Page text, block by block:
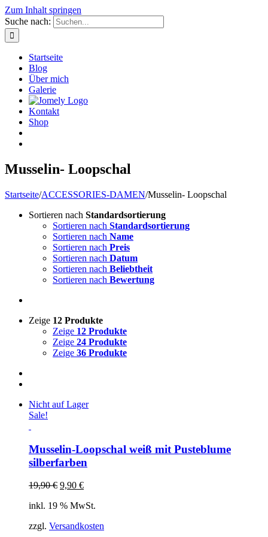
Zum Inhalt springen
Suche nach:
Startseite
Blog
Über mich
Galerie
Kontakt
Shop
Musselin- Loopschal
Startseite/ACCESSORIES-DAMEN/Musselin- Loopschal
Sortieren nach Standardsortierung
Sortieren nach Standardsortierung
Sortieren nach Name
Sortieren nach Preis
Sortieren nach Datum
Sortieren nach Beliebtheit
Sortieren nach Bewertung
Zeige 12 Produkte
Zeige 12 Produkte
Zeige 24 Produkte
Zeige 36 Produkte
Nicht auf Lager
Sale!
Musselin-Loopschal weiß mit Pusteblume
silberfarben
19,90€ 9,90 €
inkl. 19 % MwSt.
zzgl. Versandkosten